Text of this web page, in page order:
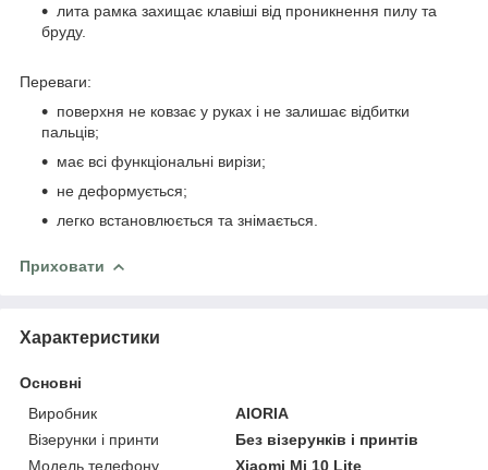
лита рамка захищає клавіші від проникнення пилу та
бруду.
Переваги:
поверхня не ковзає у руках і не залишає відбитки
пальців;
має всі функціональні вирізи;
не деформується;
легко встановлюється та знімається.
Приховати
Характеристики
Основні
Виробник
AIORIA
Візерунки і принти
Без візерунків і принтів
Модель телефону
Xiaomi Mi 10 Lite